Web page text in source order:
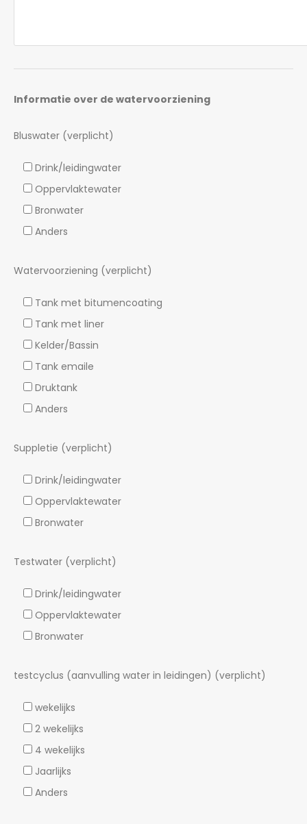
Informatie over de watervoorziening
Bluswater (verplicht)
Drink/leidingwater
Oppervlaktewater
Bronwater
Anders
Watervoorziening (verplicht)
Tank met bitumencoating
Tank met liner
Kelder/Bassin
Tank emaile
Druktank
Anders
Suppletie (verplicht)
Drink/leidingwater
Oppervlaktewater
Bronwater
Testwater (verplicht)
Drink/leidingwater
Oppervlaktewater
Bronwater
testcyclus (aanvulling water in leidingen) (verplicht)
wekelijks
2 wekelijks
4 wekelijks
Jaarlijks
Anders